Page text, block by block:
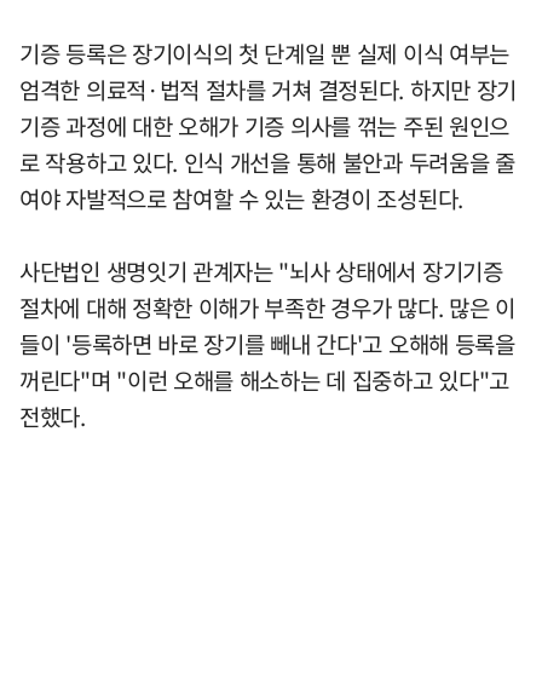
기증 등록은 장기이식의 첫 단계일 뿐 실제 이식 여부는
엄격한 의료적·법적 절차를 거쳐 결정된다. 하지만 장기
기증 과정에 대한 오해가 기증 의사를 꺾는 주된 원인으
로 작용하고 있다. 인식 개선을 통해 불안과 두려움을 줄
여야 자발적으로 참여할 수 있는 환경이 조성된다.
사단법인 생명잇기 관계자는 "뇌사 상태에서 장기기증
절차에 대해 정확한 이해가 부족한 경우가 많다. 많은 이
들이 '등록하면 바로 장기를 빼내 간다'고 오해해 등록을
꺼린다"며 "이런 오해를 해소하는 데 집중하고 있다"고
전했다.